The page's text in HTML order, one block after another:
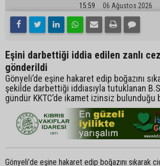
15:59 06 Ağustos 2026
Eşini darbettiği iddia edilen zanlı
gönderildi
Gönyeli’de eşine hakaret edip boğazını
şekilde darbettiği iddiasıyla tutuklanan
gündür KKTC’de ikamet izinsiz bulunduğu
Gönyeli’de eşine hakaret edip boğazını sıkarak